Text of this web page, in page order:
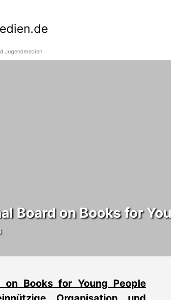
Jugendmedien
Board on Books for
on Books for Young People